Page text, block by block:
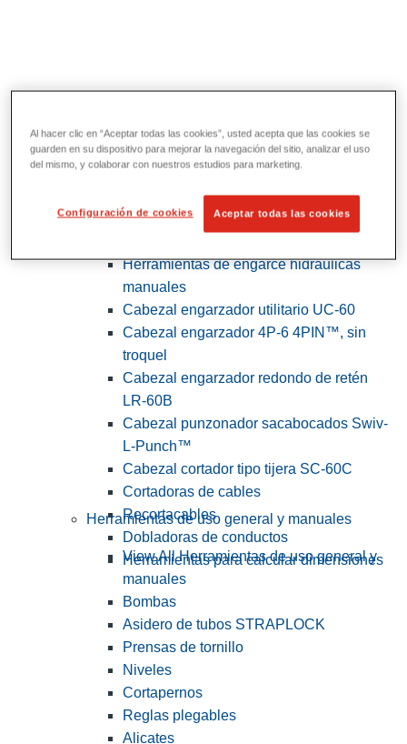
Herramientas de servicios públicos y de
View All Herramientas de servicios
Herramientas de engarce hidráulicas
manuales
Cabezal engarzador utilitario UC-60
Cabezal engarzador 4P-6 4PIN™, sin
troquel
Cabezal engarzador redondo de retén
LR-60B
Cabezal punzonador sacabocados Swiv-
L-Punch™
Cabezal cortador tipo tijera SC-60C
Cortadoras de cables
Recortacables
Dobladoras de conductos
Herramientas para calcular dimensiones
Herramientas de uso general y manuales
View All Herramientas de uso general y
manuales
Bombas
Asidero de tubos STRAPLOCK
Prensas de tornillo
Niveles
Cortapernos
Reglas plegables
Alicates
Al hacer clic en “Aceptar todas las cookies”, usted acepta que las cookies se
guarden en su dispositivo para mejorar la navegación del sitio, analizar el uso
del mismo, y colaborar con nuestros estudios para marketing.
Configuración de cookies Aceptar todas las cookies